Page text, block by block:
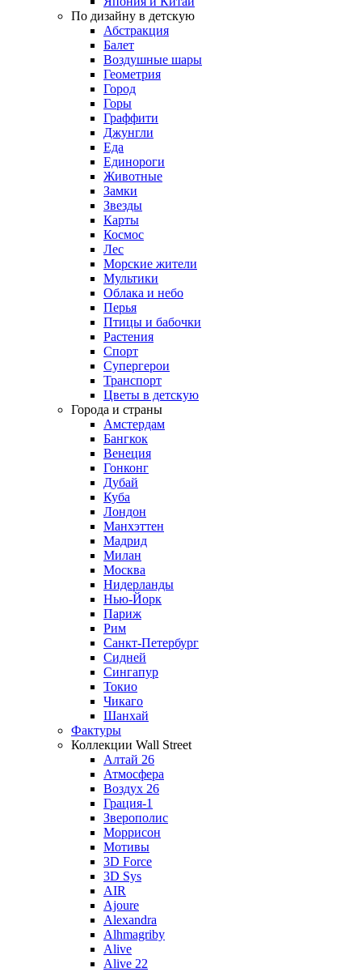
По дизайну в детскую
Абстракция
Балет
Воздушные шары
Геометрия
Город
Горы
Граффити
Джунгли
Еда
Единороги
Животные
Замки
Звезды
Карты
Космос
Лес
Морские жители
Мультики
Облака и небо
Перья
Птицы и бабочки
Растения
Спорт
Супергерои
Транспорт
Цветы в детскую
Города и страны
Амстердам
Бангкок
Венеция
Гонконг
Дубай
Куба
Лондон
Манхэттен
Мадрид
Милан
Москва
Нидерланды
Нью-Йорк
Париж
Рим
Санкт-Петербург
Сидней
Сингапур
Токио
Чикаго
Шанхай
Фактуры
Коллекции Wall Street
Алтай 26
Атмосфера
Воздух 26
Грация-1
Зверополис
Моррисон
Мотивы
3D Force
3D Sys
AIR
Ajoure
Alexandra
Alhmagriby
Alive
Alive 22